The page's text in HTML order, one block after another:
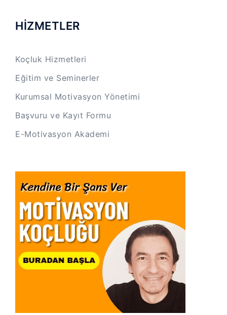
HİZMETLER
Koçluk Hizmetleri
Eğitim ve Seminerler
Kurumsal Motivasyon Yönetimi
Başvuru ve Kayıt Formu
E-Motivasyon Akademi